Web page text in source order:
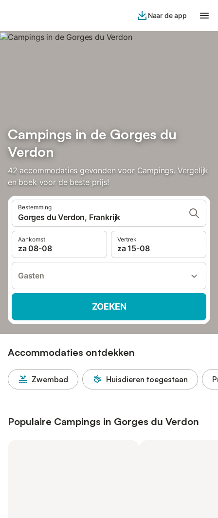
Naar de app
Campings in de Gorges du
Verdon
42 accommodaties gevonden voor Campings. Vergelijk
en boek voor de beste prijs!
Bestemming
Gorges du Verdon, Frankrijk
Aankomst
za 08-08
Vertrek
za 15-08
Gasten
ZOEKEN
Accommodaties ontdekken
Zwembad Huisdieren toegestaan
Populaire Campings in Gorges du Verdon